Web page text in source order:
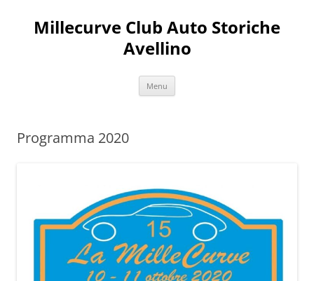
contenuto
Millecurve Club Auto Storiche
Avellino
Menu
Programma 2020